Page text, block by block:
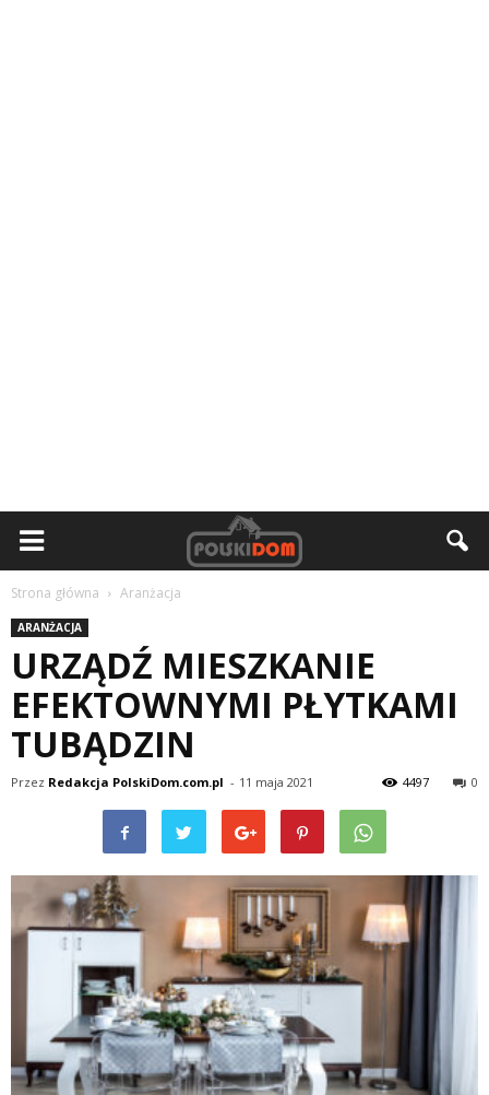
Strona główna Aranżacja
ARANŻACJA
URZĄDŹ MIESZKANIE
EFEKTOWNYMI PŁYTKAMI
TUBĄDZIN
Przez Redakcja PolskiDom.com.pl - 11 maja 2021 0
4497